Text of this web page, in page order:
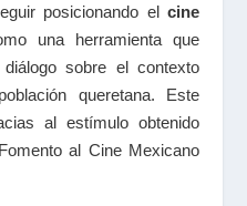
posicionando elcine
una herramienta que
sobre el contexto
queretana. Este
al estímulo obtenido
al Cine Mexicano